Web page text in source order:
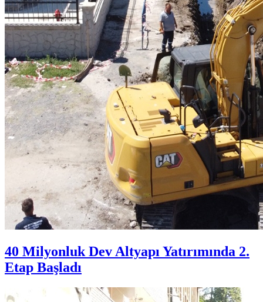
40 Milyonluk Dev Altyapı Yatırımında 2.
Etap Başladı